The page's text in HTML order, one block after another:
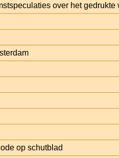
over het gedrukte
op schutblad